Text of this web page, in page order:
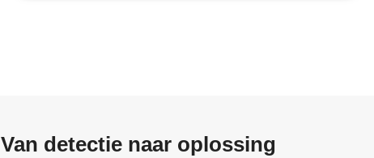
Van detectie naar oplossing